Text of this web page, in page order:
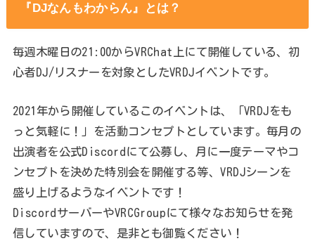
『DJなんもわからん』とは？
毎週木曜日の21:00からVRChat上にて開催している、初
心者DJ/リスナーを対象としたVRDJイベントです。
2021年から開催しているこのイベントは、「VRDJをも
っと気軽に！」を活動コンセプトとしています。毎月の
出演者を公式Discordにて公募し、月に一度テーマやコ
ンセプトを決めた特別会を開催する等、VRDJシーンを
盛り上げるようなイベントです！
DiscordサーバーやVRCGroupにて様々なお知らせを発
信していますので、是非とも御覧ください！